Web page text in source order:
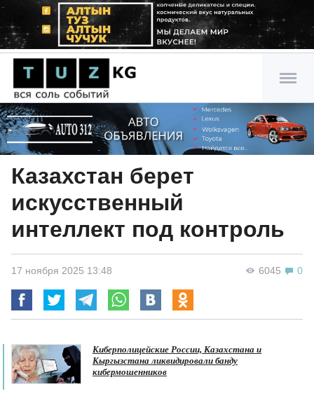
Казахстан берет
искусственный
интеллект под контроль
6045 0
17 ноября 2025 13:48
Киберполицейские России, Казахстана и
Кыргызстана ликвидировали банду
кибермошенников